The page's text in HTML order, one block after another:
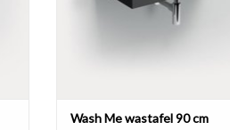
Wash Me wastafel 90 cm